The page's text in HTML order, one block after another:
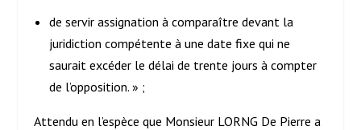
de servir assignation à comparaître devant la
juridiction compétente à une date fixe qui ne
saurait excéder le délai de trente jours à compter
de l’opposition. » ;
Attendu en l’espèce que Monsieur LORNG De Pierre a